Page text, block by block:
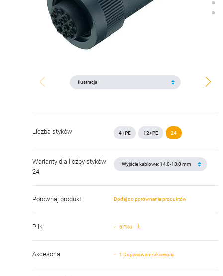
Liczba styków 4+PE 12+PE 24
Warianty dla liczby styków
24
Porównaj produkt Dodaj do porównania produktów
Pliki 6 Pliki
Akcesoria 1 Dopasowane akcesoria